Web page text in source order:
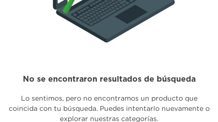
No se encontraron resultados de búsqueda
Lo sentimos, pero no encontramos un producto que
coincida con tu búsqueda. Puedes intentarlo nuevamente o
explorar nuestras categorías.